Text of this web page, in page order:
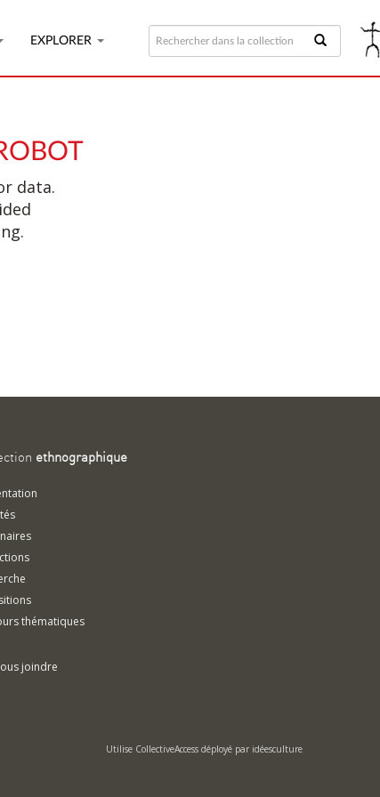
EXPLORER
data.
ethnographique
thématiques
joindre
Utilise CollectiveAccess déployé par idéesculture